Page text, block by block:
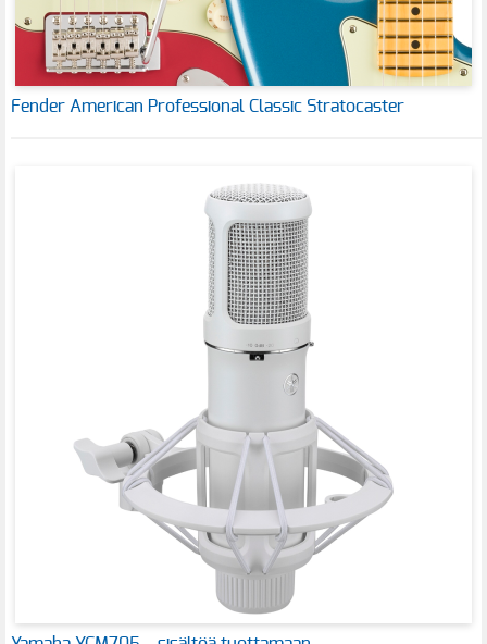
Fender American Professional Classic Stratocaster